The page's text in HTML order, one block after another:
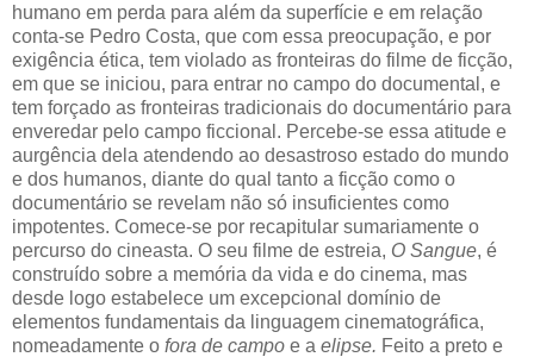
humano em perda para além da superfície e em relação
conta-se Pedro Costa, que com essa preocupação, e por
exigência ética, tem violado as fronteiras do filme de ficção,
em que se iniciou, para entrar no campo do documental, e
tem forçado as fronteiras tradicionais do documentário para
enveredar pelo campo ficcional. Percebe-se essa atitude e
aurgência dela atendendo ao desastroso estado do mundo
e dos humanos, diante do qual tanto a ficção como o
documentário se revelam não só insuficientes como
impotentes. Comece-se por recapitular sumariamente o
percurso do cineasta. O seu filme de estreia, O Sangue, é
construído sobre a memória da vida e do cinema, mas
desde logo estabelece um excepcional domínio de
elementos fundamentais da linguagem cinematográfica,
nomeadamente o fora de campo e a elipse. Feito a preto e